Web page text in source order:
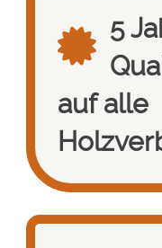
5
auf alle